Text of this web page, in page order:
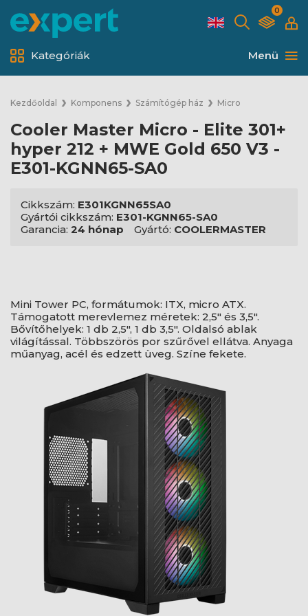
0
Menü
Kategóriák
Kezdőoldal Komponens Számítógép ház Micro
Cooler Master Micro - Elite 301+
hyper 212 + MWE Gold 650 V3 -
E301-KGNN65-SA0
Cikkszám: E301KGNN65SA0
Gyártói cikkszám: E301-KGNN65-SA0
Garancia: 24 hónap Gyártó: COOLERMASTER
Mini Tower PC, formátumok: ITX, micro ATX.
Támogatott merevlemez méretek: 2,5" és 3,5".
Bővítőhelyek: 1 db 2,5", 1 db 3,5". Oldalsó ablak
világítással. Többszörös por szűrővel ellátva. Anyaga
műanyag, acél és edzett üveg. Színe fekete.